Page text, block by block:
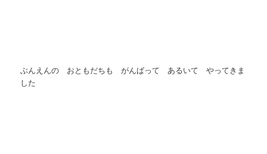
ぶんえんの おともだちも がんばって あるいて やってきま
した